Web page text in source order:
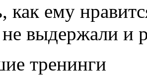
как ему
выдержали и
тренинги